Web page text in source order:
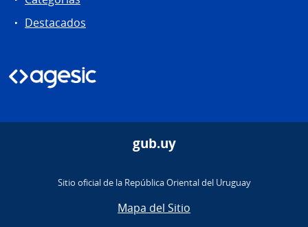
Destacados
gub.uy
Sitio oficial de la República Oriental del Uruguay
Mapa del Sitio